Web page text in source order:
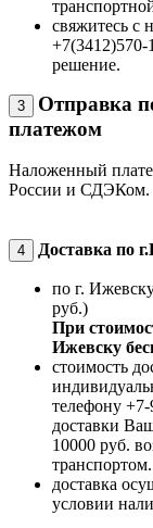
свяжитесь с
решение.
3
Отправка
платежом
Наложенный
России и СДЭКом.
4 Доставка по
по г.
руб.)
При
Ижевску
стоимость
телефону
доставки
10000 руб.
транспортом.
доставка
условии